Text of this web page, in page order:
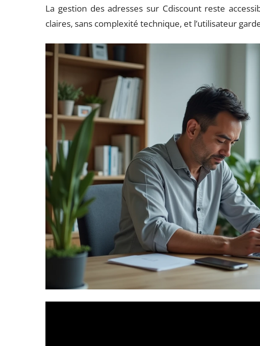
La gestion des adresses sur Cdiscount reste
claires, sans complexité technique, et l’utilisateur